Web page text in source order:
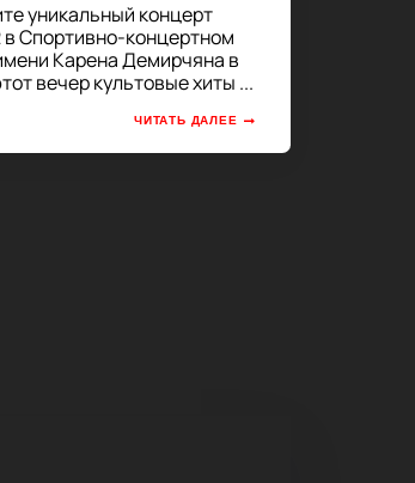
уникальный концерт
в Спортивно-концертном
Карена Демирчяна в
вечер культовые хиты ...
ЧИТАТЬ ДАЛЕЕ